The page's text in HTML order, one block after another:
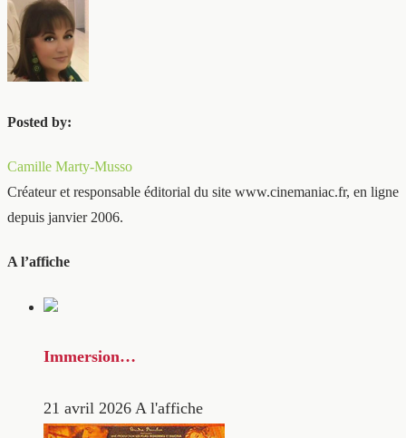
Posted by:
Camille Marty-Musso
Créateur et responsable éditorial du site www.cinemaniac.fr, en ligne
depuis janvier 2006.
A l’affiche
Immersion…
21 avril 2026 A l'affiche